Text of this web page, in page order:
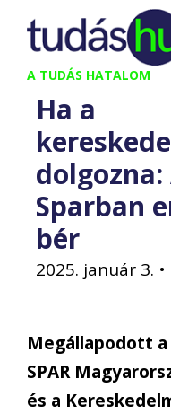
Kilépés
tartalomba
A TUDÁS HATALOM
Ha a
dolgozna:
Sparban
bér
2025. január 3. •
Megállapodott a
SPAR
és a